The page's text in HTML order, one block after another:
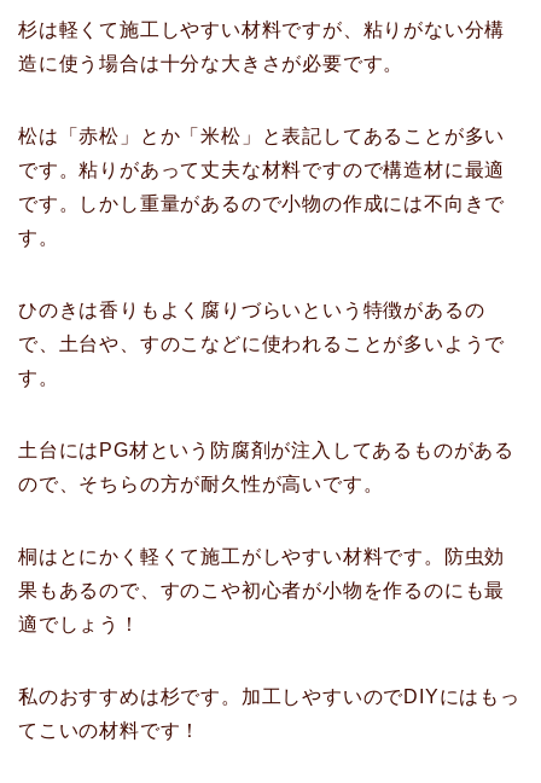
杉は軽くて施工しやすい材料ですが、粘りがない分構
造に使う場合は十分な大きさが必要です。
松は「赤松」とか「米松」と表記してあることが多い
です。粘りがあって丈夫な材料ですので構造材に最適
です。しかし重量があるので小物の作成には不向きで
す。
ひのきは香りもよく腐りづらいという特徴があるの
で、土台や、すのこなどに使われることが多いようで
す。
土台にはPG材という防腐剤が注入してあるものがある
ので、そちらの方が耐久性が高いです。
桐はとにかく軽くて施工がしやすい材料です。防虫効
果もあるので、すのこや初心者が小物を作るのにも最
適でしょう！
私のおすすめは杉です。加工しやすいのでDIYにはもっ
てこいの材料です！